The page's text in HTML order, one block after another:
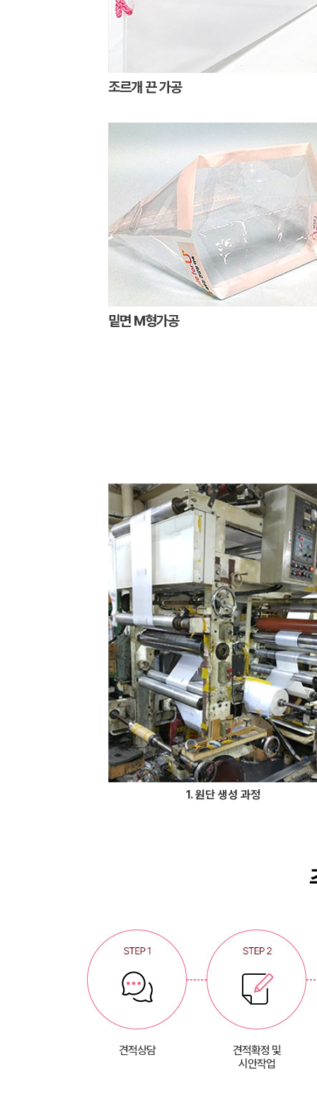
조르개 끈 가공
밑면 M형가공
1. 원단 생성 과정
견적상담
견적확정 및
시안작업